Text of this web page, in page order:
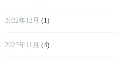
2022年12月 (1)
2022年11月 (4)